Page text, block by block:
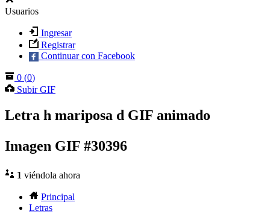
Usuarios
Ingresar
Registrar
Continuar con Facebook
0 (0)
Subir GIF
Letra h mariposa d GIF animado
Imagen GIF #30396
1 viéndola ahora
Principal
Letras